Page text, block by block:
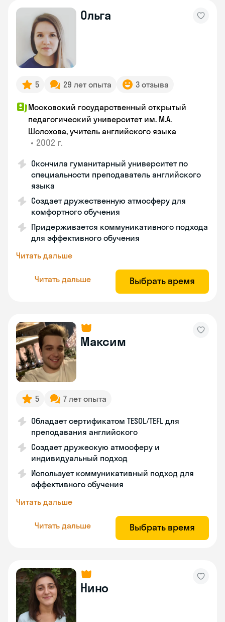
Ольга
5 29 лет опыта 3 отзыва
Московский государственный открытый
педагогический университет им. М.А.
Шолохова, учитель английского языка
• 2002 г.
Окончила гуманитарный университет по
специальности преподаватель английского
языка
Создает дружественную атмосферу для
комфортного обучения
Придерживается коммуникативного подхода
для эффективного обучения
Читать дальше
Читать дальше Выбрать время
Максим
5 7 лет опыта
Обладает сертификатом TESOL/TEFL для
преподавания английского
Создает дружескую атмосферу и
индивидуальный подход
Использует коммуникативный подход для
эффективного обучения
Читать дальше
Читать дальше Выбрать время
Нино